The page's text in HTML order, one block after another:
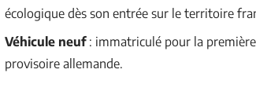
écologique dès son entrée sur le territoire
Véhicule neuf: immatriculé pour la
provisoire allemande.